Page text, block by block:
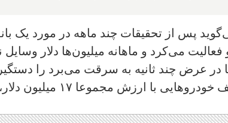
پس از تحقیقات چند ماهه در مورد یک
می‌کرد و ماهانه میلیون‌ها دلار وسایل
در عرض چند ثانیه به سرقت می‌برد را
این عملیات منجر به کشف